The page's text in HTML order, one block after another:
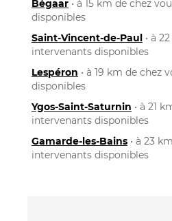
Bégaar • à 15 km de chez
disponibles
Saint-Vincent-de-Paul • à
intervenants disponibles
Lespéron • à 19 km de chez
disponibles
Ygos-Saint-Saturnin • à 21
intervenants disponibles
Gamarde-les-Bains • à 23
intervenants disponibles